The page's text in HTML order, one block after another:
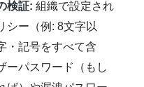
検証: 組織で設定され
シー（例: 8文字以
・記号をすべて含
ーパスワード（もし